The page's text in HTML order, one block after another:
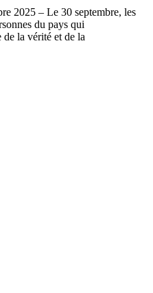
2025 – Le 30 septembre, les
du pays qui
la vérité et de la